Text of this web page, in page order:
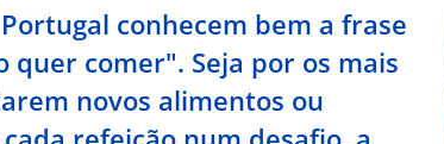
conhecem bem a frase
quer comer". Seja por os mais
novos alimentos ou